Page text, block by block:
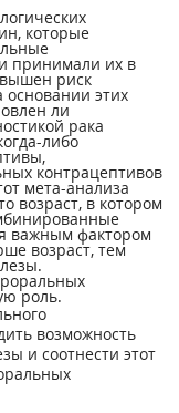
которые
принимали их в
риск
этих
ли
рака
либо
контрацептивов
мета-анализа
возраст, в котором
важным фактором
возраст, тем
роль.
возможность
и соотнести этот